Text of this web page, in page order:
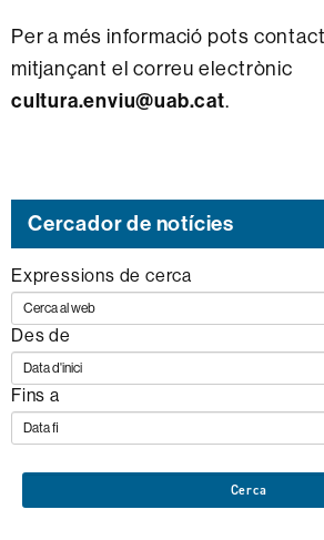
Per a més informació pots
mitjançant el correu electrònic
cultura.enviu@uab.cat.
Cercador de notícies
Expressions de cerca
Des de
Fins a
Cerca